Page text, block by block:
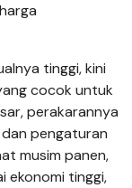
tinggi, kini
cocok untuk
perakarannya
pengaturan
musim panen,
ekonomi tinggi,